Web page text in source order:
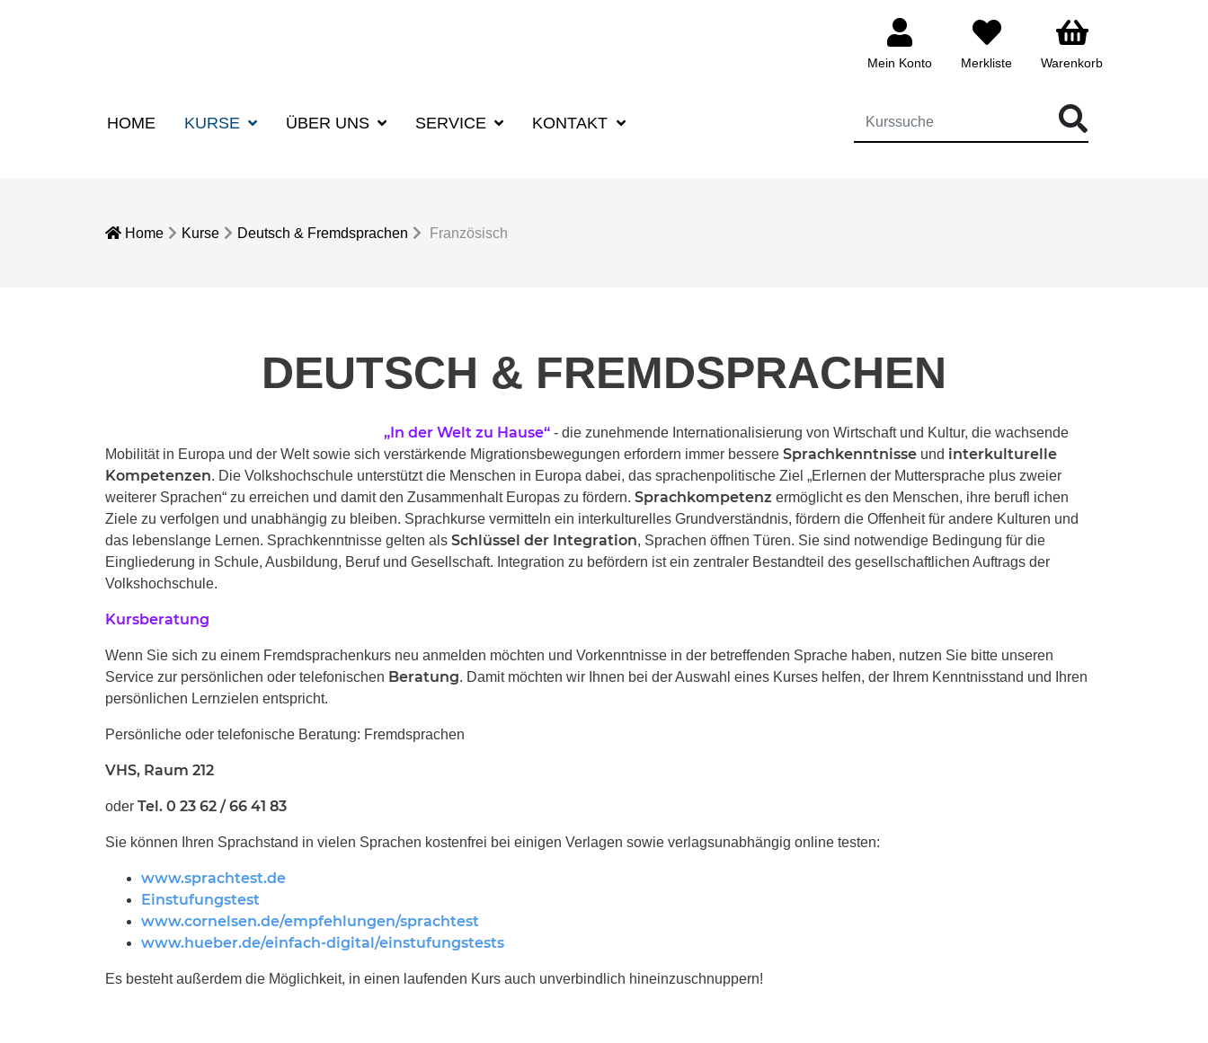
Mein Konto Merkliste Warenkorb
HOME KURSE ÜBER UNS SERVICE KONTAKT
Home Kurse Deutsch & Fremdsprachen Französisch
DEUTSCH & FREMDSPRACHEN
„In der Welt zu Hause“ - die zunehmende Internationalisierung von Wirtschaft und Kultur, die wachsende
Mobilität in Europa und der Welt sowie sich verstärkende Migrationsbewegungen erfordern immer bessere Sprachkenntnisse und interkulturelle
Kompetenzen. Die Volkshochschule unterstützt die Menschen in Europa dabei, das sprachenpolitische Ziel „Erlernen der Muttersprache plus zweier
weiterer Sprachen“ zu erreichen und damit den Zusammenhalt Europas zu fördern. Sprachkompetenz ermöglicht es den Menschen, ihre berufl ichen
Ziele zu verfolgen und unabhängig zu bleiben. Sprachkurse vermitteln ein interkulturelles Grundverständnis, fördern die Offenheit für andere Kulturen und
das lebenslange Lernen. Sprachkenntnisse gelten als Schlüssel der Integration, Sprachen öffnen Türen. Sie sind notwendige Bedingung für die
Eingliederung in Schule, Ausbildung, Beruf und Gesellschaft. Integration zu befördern ist ein zentraler Bestandteil des gesellschaftlichen Auftrags der
Volkshochschule.
Kursberatung
Wenn Sie sich zu einem Fremdsprachenkurs neu anmelden möchten und Vorkenntnisse in der betreffenden Sprache haben, nutzen Sie bitte unseren
Service zur persönlichen oder telefonischen Beratung. Damit möchten wir Ihnen bei der Auswahl eines Kurses helfen, der Ihrem Kenntnisstand und Ihren
persönlichen Lernzielen entspricht.
Persönliche oder telefonische Beratung: Fremdsprachen
VHS, Raum 212
oder Tel. 0 23 62 / 66 41 83
Sie können Ihren Sprachstand in vielen Sprachen kostenfrei bei einigen Verlagen sowie verlagsunabhängig online testen:
www.sprachtest.de
Einstufungstest
www.cornelsen.de/empfehlungen/sprachtest
www.hueber.de/einfach-digital/einstufungstests
Es besteht außerdem die Möglichkeit, in einen laufenden Kurs auch unverbindlich hineinzuschnuppern!